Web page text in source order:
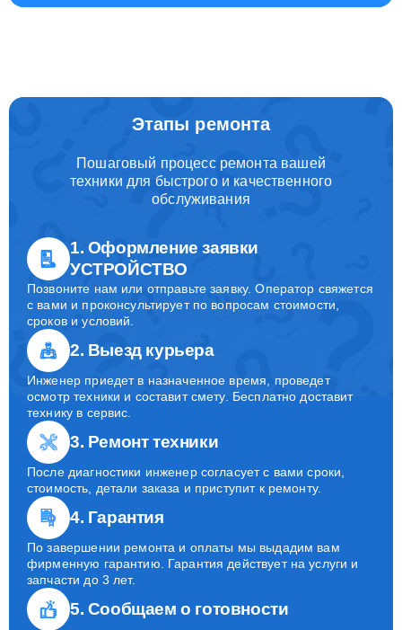
Этапы ремонта
Пошаговый процесс ремонта вашей
техники для быстрого и качественного
обслуживания
1. Оформление заявки
УСТРОЙСТВО
Позвоните нам или отправьте заявку. Оператор свяжется
с вами и проконсультирует по вопросам стоимости,
сроков и условий.
2. Выезд курьера
Инженер приедет в назначенное время, проведет
осмотр техники и составит смету. Бесплатно доставит
технику в сервис.
3. Ремонт техники
После диагностики инженер согласует с вами сроки,
стоимость, детали заказа и приступит к ремонту.
4. Гарантия
По завершении ремонта и оплаты мы выдадим вам
фирменную гарантию. Гарантия действует на услуги и
запчасти до 3 лет.
5. Сообщаем о готовности